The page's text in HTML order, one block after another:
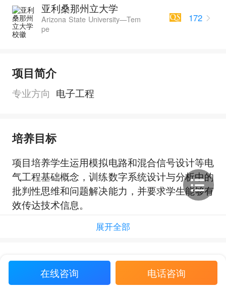
亚利桑那州立大学
Arizona State University—Tem
pe
172
项目简介
专业方向 电子工程
培养目标
项目培养学生运用模拟电路和混合信号设计等电
气工程基础概念，训练数字系统设计与分析中的
批判性思维和问题解决能力，并要求学生能够有
效传达技术信息。
展开全部
语言要求
在线咨询 电话咨询